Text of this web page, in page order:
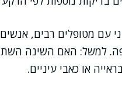
עם מטופלים רבים,
למשל: האם השינה
או כאבי עיניים.